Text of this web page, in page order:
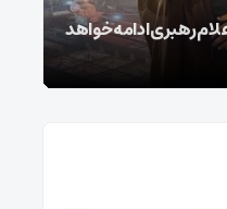
رهبری ادامه خواهد